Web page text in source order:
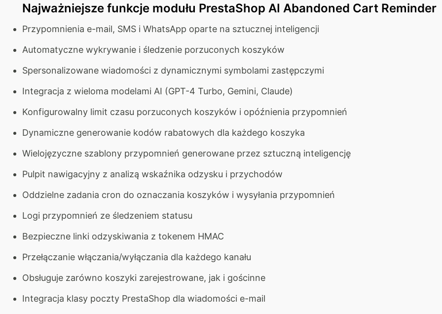
Najważniejsze funkcje modułu PrestaShop AI Abandoned Cart Reminder
Przypomnienia e-mail, SMS i WhatsApp oparte na sztucznej inteligencji
Automatyczne wykrywanie i śledzenie porzuconych koszyków
Spersonalizowane wiadomości z dynamicznymi symbolami zastępczymi
Integracja z wieloma modelami AI (GPT-4 Turbo, Gemini, Claude)
Konfigurowalny limit czasu porzuconych koszyków i opóźnienia przypomnień
Dynamiczne generowanie kodów rabatowych dla każdego koszyka
Wielojęzyczne szablony przypomnień generowane przez sztuczną inteligencję
Pulpit nawigacyjny z analizą wskaźnika odzysku i przychodów
Oddzielne zadania cron do oznaczania koszyków i wysyłania przypomnień
Logi przypomnień ze śledzeniem statusu
Bezpieczne linki odzyskiwania z tokenem HMAC
Przełączanie włączania/wyłączania dla każdego kanału
Obsługuje zarówno koszyki zarejestrowane, jak i gościnne
Integracja klasy poczty PrestaShop dla wiadomości e-mail